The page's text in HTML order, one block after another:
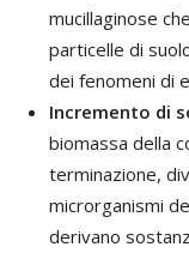
mucillaginose
particelle di
dei fenomeni di
Incremento di
biomassa della
terminazione,
microrganismi
derivano